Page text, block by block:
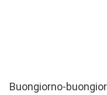
Buongiorno-